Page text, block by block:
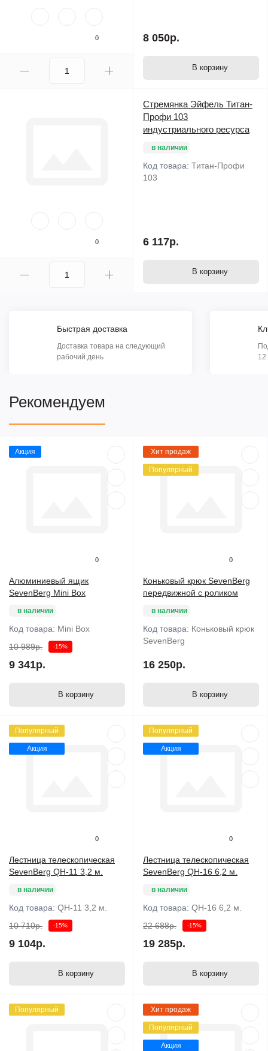
0 8 050р.
В корзину
0
Стремянка Эйфель Титан-
Профи 103
индустриального ресурса
в наличии
Код товара: Титан-Профи
103
6 117р.
В корзину
Быстрая доставка
Доставка товара на следующий
рабочий день
12
Рекомендуем
Акция
0
Алюминиевый ящик
SevenBerg Mini Box
в наличии
Код товара: Mini Box
10 989р.
-15%
9 341р.
В корзину
Хит продаж
Популярный
0
Коньковый крюк SevenBerg
передвижной с роликом
в наличии
Код товара: Коньковый крюк
SevenBerg
16 250р.
В корзину
Популярный
Акция
0
Лестница телескопическая
SevenBerg QH-11 3,2 м.
в наличии
Код товара: QH-11 3,2 м.
10 710р.
-15%
9 104р.
В корзину
Популярный
Акция
0
Лестница телескопическая
SevenBerg QH-16 6,2 м.
в наличии
Код товара: QH-16 6,2 м.
22 688р.
-15%
19 285р.
В корзину
Популярный Хит продаж
Популярный
Акция